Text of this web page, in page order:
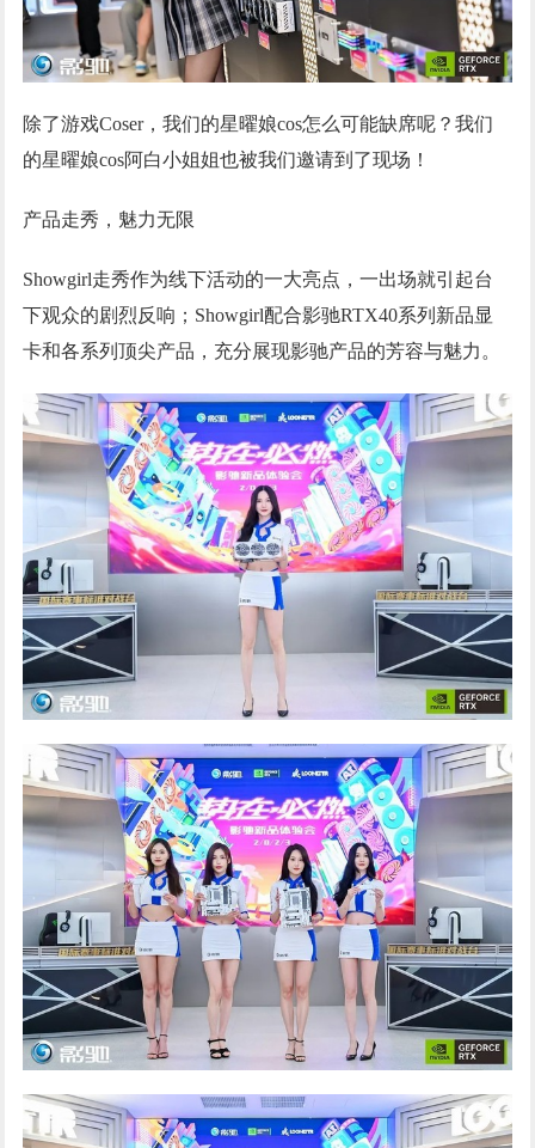
除了游戏Coser，我们的星曜娘cos怎么可能缺席呢？我们
的星曜娘cos阿白小姐姐也被我们邀请到了现场！
产品走秀，魅力无限
Showgirl走秀作为线下活动的一大亮点，一出场就引起台
下观众的剧烈反响；Showgirl配合影驰RTX40系列新品显
卡和各系列顶尖产品，充分展现影驰产品的芳容与魅力。